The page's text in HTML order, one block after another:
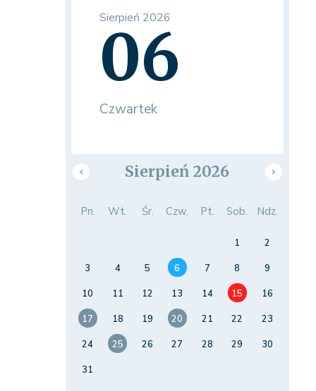
Sierpień 2026
06
Czwartek
Sierpień 2026
Pn. Wt. Śr. Czw. Pt. Sob. Ndz.
1
2
3
4 5 6 7 8
9
10
11 12 13 14 15
16
17
18 19 20 21 22
23
24
25 26 27 28 29
30
31